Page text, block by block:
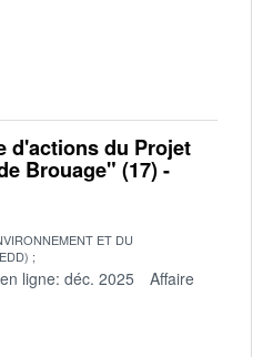
d'actions du Projet
Brouage" (17) -
ET DU
ligne: déc. 2025
Affaire